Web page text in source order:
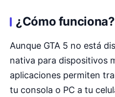
¿Cómo funciona?
Aunque GTA 5 no está
nativa para dispositivos
aplicaciones permiten
tu consola o PC a tu